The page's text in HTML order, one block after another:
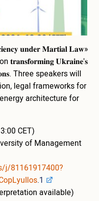
освіти
антикорупційна
GAUDEAMUS
діяльності
Юзькова
замовлення
𝐮𝐧𝐝𝐞𝐫 𝐌𝐚𝐫𝐭𝐢𝐚𝐥 𝐋𝐚𝐰»
𝐔𝐤𝐫𝐚𝐢𝐧𝐞'𝐬
Three speakers will
legal frameworks for
architecture for
CET)
of Management
j/81161917400?
.1
available)